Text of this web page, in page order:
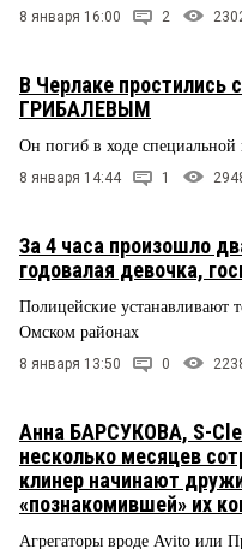
8 января 16:00 2
В Черлаке простились
ГРИБАЛЕВЫМ
Он погиб в ходе специальной
8 января 14:44 1
За 4 часа произошло
годовалая девочка,
Полицейские устанавливают
Омском районах
8 января 13:50 0
Анна БАРСУКОВА, S-
несколько месяцев
клинер начинают
«познакомившей» их
Агрегаторы вроде Avito или